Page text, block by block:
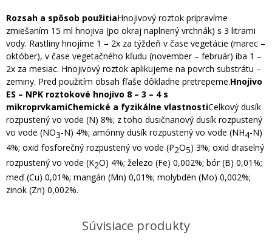
Rozsah a spôsob použitiaHnojivový roztok pripravíme
zmiešaním 15 ml hnojiva (po okraj naplnený vrchnák) s 3 litrami
vody. Rastliny hnojíme 1 – 2x za týždeň v čase vegetácie (marec –
október), v čase vegetačného kľudu (november – február) iba 1 –
2x za mesiac. Hnojivový roztok aplikujeme na povrch substrátu –
zeminy. Pred použitím obsah fľaše dôkladne pretrepeme.Hnojivo
ES – NPK roztokové hnojivo 8 – 3 – 4 s
mikroprvkamiChemické a fyzikálne vlastnostiCelkový dusík
rozpustený vo vode (N) 8%; z toho dusičnanový dusík rozpustený
vo vode (NO3-N) 4%; amónny dusík rozpustený vo vode (NH4-N)
4%; oxid fosforečný rozpustený vo vode (P2O5) 3%; oxid draselný
rozpustený vo vode (K2O) 4%; železo (Fe) 0,002%; bór (B) 0,01%;
meď (Cu) 0,01%; mangán (Mn) 0,01%; molybdén (Mo) 0,002%;
zinok (Zn) 0,002%.
Súvisiace produkty